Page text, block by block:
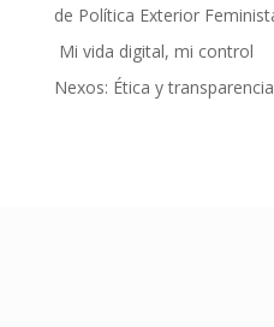
de Política Exterior
Mi vida digital, mi control
Nexos: Ética y